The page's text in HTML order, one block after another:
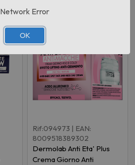
Rif:094973 | EAN:
8009518389302
Dermolab Anti Eta' Plus
Crema Giorno Anti
Network Error
OK